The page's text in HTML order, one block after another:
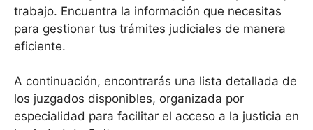
trabajo. Encuentra la información que necesitas
para gestionar tus trámites judiciales de manera
eficiente.
A continuación, encontrarás una lista detallada de
los juzgados disponibles, organizada por
especialidad para facilitar el acceso a la justicia en